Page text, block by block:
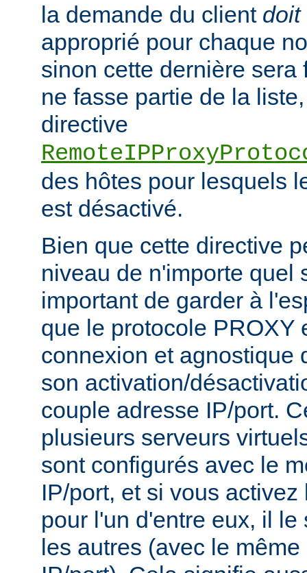
la demande du client doit
approprié pour chaque
sinon cette dernière sera
ne fasse partie de la
directive
des hôtes pour lesquels
est désactivé.
Bien que cette directive
niveau de n'importe quel
important de garder à
que le protocole PROXY
connexion et agnostique
son activation/
couple adresse IP/port.
plusieurs serveurs
sont configurés avec le
IP/port, et si vous
pour l'un d'entre eux, il
les autres (avec le